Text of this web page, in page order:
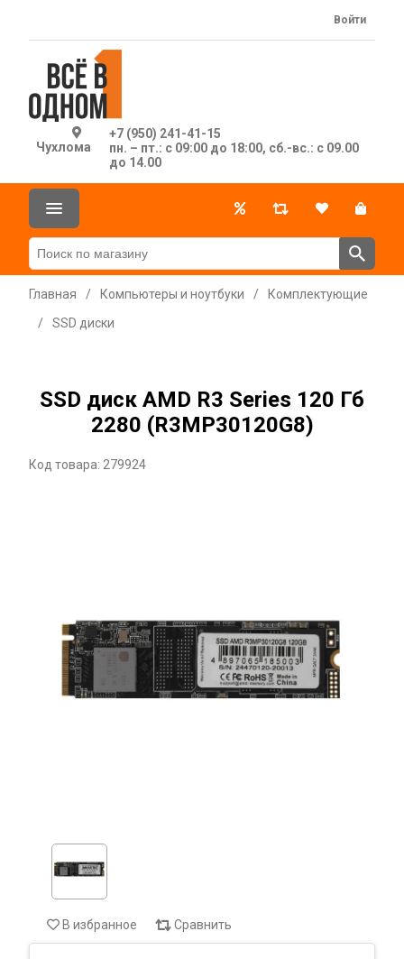
Чухлома
+7 (950) 241-41-15
пн. – пт.: с 09:00 до 18:00, сб.-вс.: с 09.00
до 14.00
Войти
Главная / Компьютеры и ноутбуки /
Комплектующие
/
SSD диски
SSD диск AMD R3 Series 120 Гб
2280 (R3MP30120G8)
Код товара: 279924
В избранное Сравнить